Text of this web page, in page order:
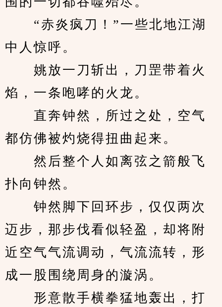
“赤炎疯刀！”一些北地江湖
中人惊呼。
姚放一刀斩出，刀罡带着火
焰，一条咆哮的火龙。
直奔钟然，所过之处，空气
都仿佛被灼烧得扭曲起来。
然后整个人如离弦之箭般飞
扑向钟然。
钟然脚下回环步，仅仅两次
迈步，那步伐看似轻盈，却将附
近空气气流调动，气流流转，形
成一股围绕周身的漩涡。
形意散手横拳猛地轰出，打